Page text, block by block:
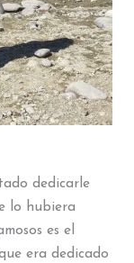
dedicarle
lo hubiera
es el
era dedicado